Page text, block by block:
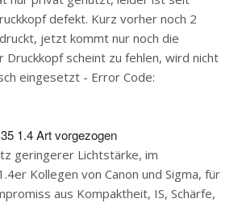
defekt. Kurz vorher noch 2
jetzt kommt nur noch die
Druckkopf scheint zu fehlen, wird nicht
eingesetzt - Error Code:
1.4 Art vorgezogen
geringerer Lichtstärke, im
Kollegen von Canon und Sigma, für
aus Kompaktheit, IS, Schärfe,